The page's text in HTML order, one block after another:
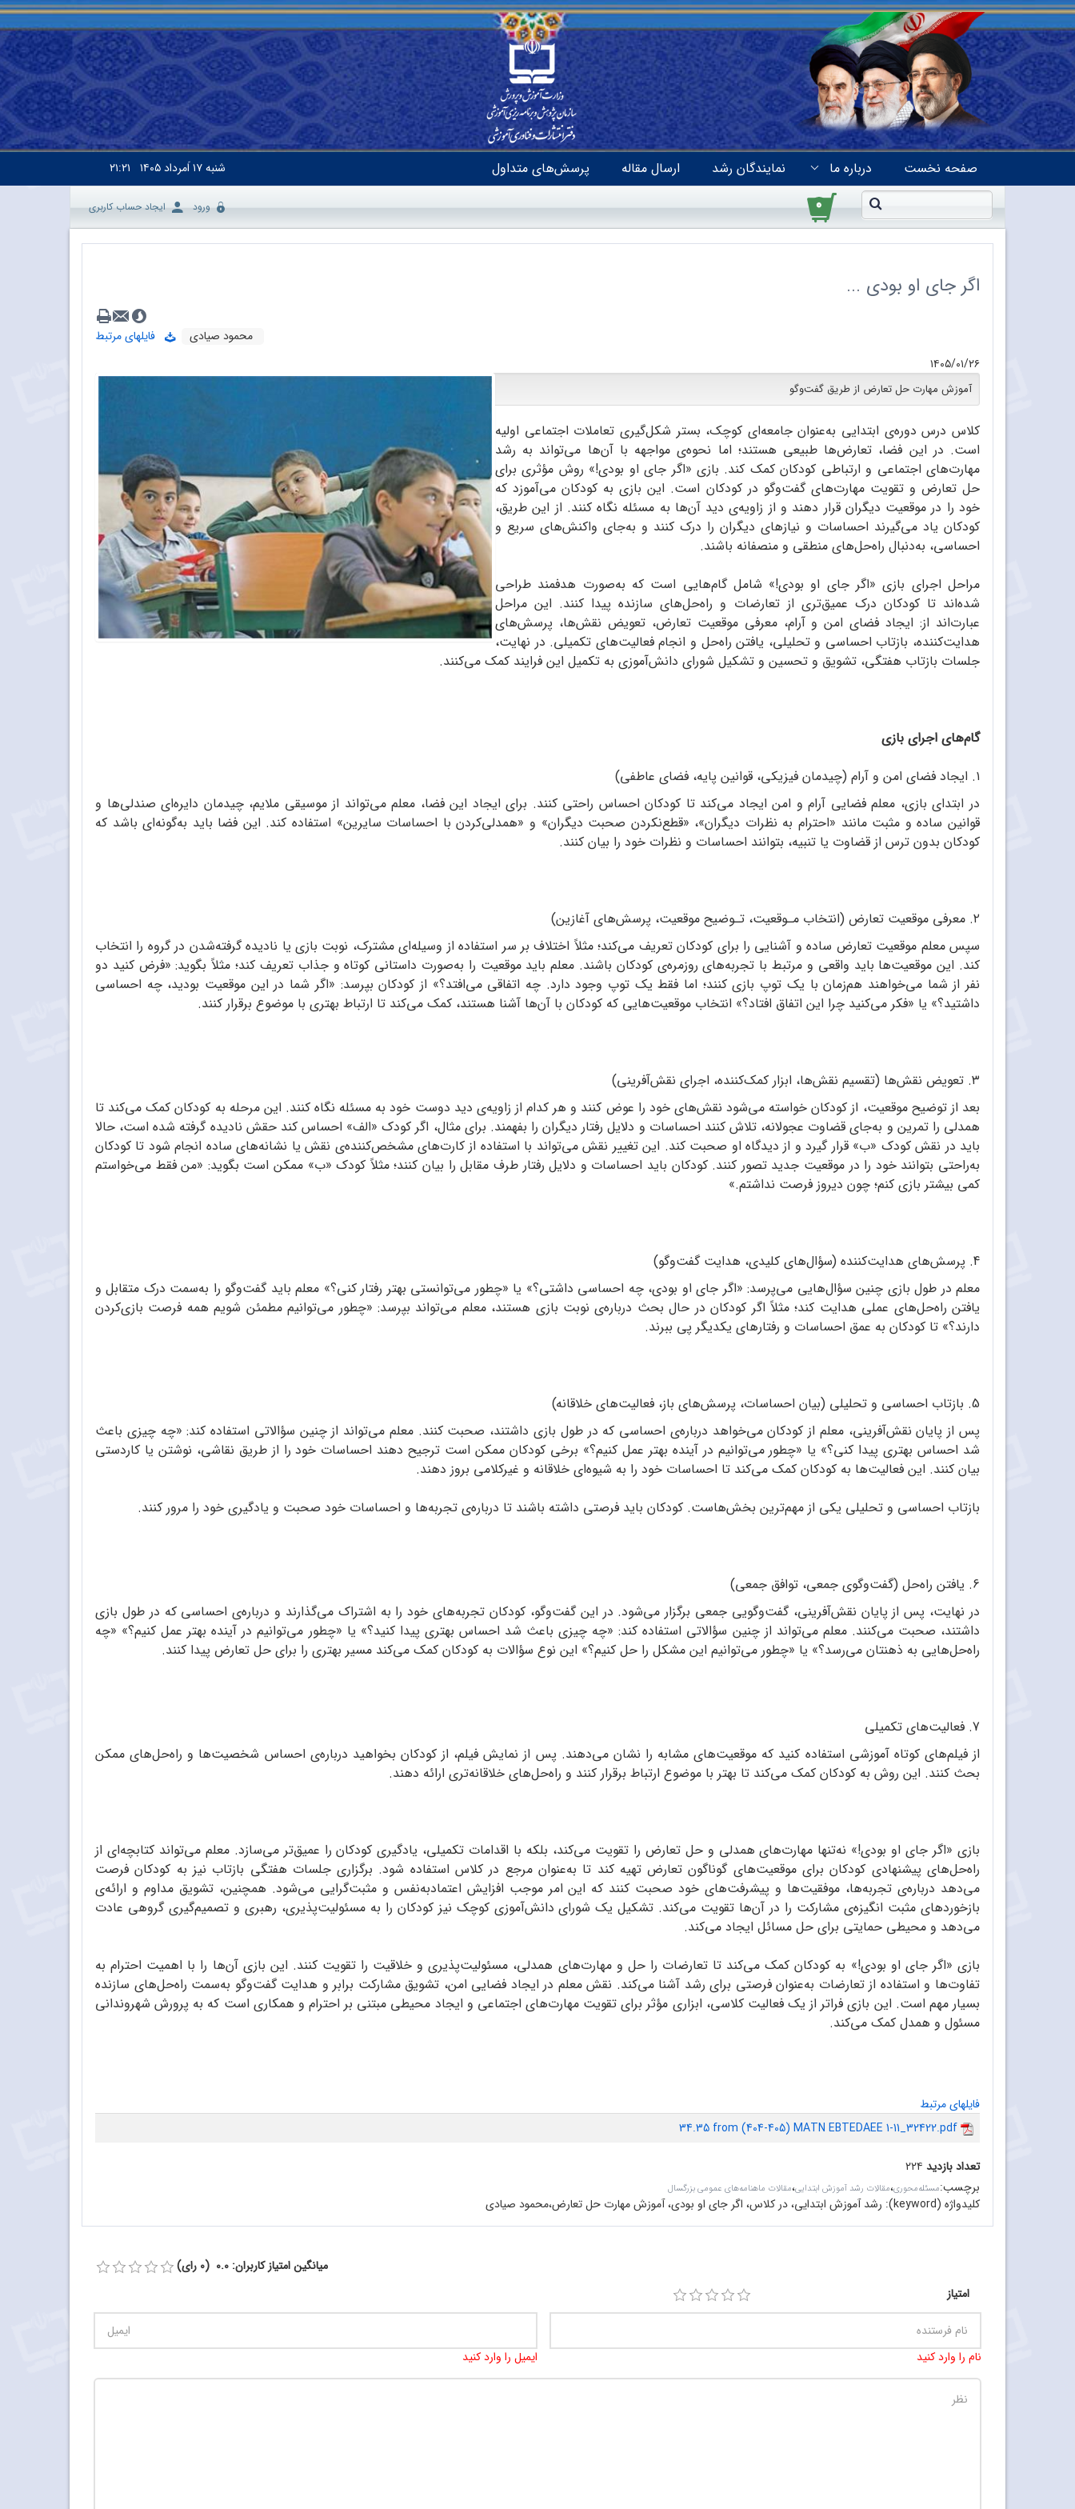
صفحه نخست درباره ما نمایندگان رشد ارسال مقاله پرسش‌های متداول شنبه۱۷ اَمرداد ۱۴۰۵ ۲۱:۲۱
۰ ورود ایجاد حساب کاربری
اگر جای او بودی ...
محمود صیادی
فایلهای مرتبط
۱۴۰۵/۰۱/۲۶
آموزش مهارت حل تعارض از طریق گفت‌وگو
کلاس درس دوره‌ی ابتدایی به‌عنوان جامعه‌ای کوچک، بستر شکل‌گیری تعاملات اجتماعی اولیه
است. در این فضا، تعارض‌ها طبیعی هستند؛ اما نحوه‌ی مواجهه با آن‌ها می‌تواند به رشد
مهارت‌های اجتماعی و ارتباطی کودکان کمک کند. بازی «اگر جای او بودی!» روش مؤثری برای
حل تعارض و تقویت مهارت‌های گفت‌وگو در کودکان است. این بازی به کودکان می‌آموزد که
خود را در موقعیت دیگران قرار دهند و از زاویه‌ی دید آن‌ها به مسئله نگاه کنند. از این طریق،
کودکان یاد می‌گیرند احساسات و نیازهای دیگران را درک کنند و به‌جای واکنش‌های سریع و
احساسی، به‌دنبال راه‌حل‌های منطقی و منصفانه باشند.
مراحل اجرای بازی «اگر جای او بودی!» شامل گام‌هایی است که به‌صورت هدفمند طراحی
شده‌اند تا کودکان درک عمیق‌تری از تعارضات و راه‌حل‌های سازنده پیدا کنند. این مراحل
عبارت‌اند از: ایجاد فضای امن و آرام، معرفی موقعیت تعارض، تعویض نقش‌ها، پرسش‌های
هدایت‌کننده، بازتاب احساسی و تحلیلی، یافتن راه‌حل و انجام فعالیت‌های تکمیلی. در نهایت،
جلسات بازتاب هفتگی، تشویق و تحسین و تشکیل شورای دانش‌آموزی به تکمیل این فرایند کمک می‌کنند.
گام‌های اجرای بازی
۱. ایجاد فضای امن و آرام (چیدمان فیزیکی، قوانین پایه، فضای عاطفی)
در ابتدای بازی، معلم فضایی آرام و امن ایجاد می‌کند تا کودکان احساس راحتی کنند. برای ایجاد این فضا، معلم می‌تواند از موسیقی ملایم، چیدمان دایره‌ای صندلی‌ها و
قوانین ساده و مثبت مانند «احترام به نظرات دیگران»، «قطع‌نکردن صحبت دیگران» و «همدلی‌کردن با احساسات سایرین» استفاده کند. این فضا باید به‌گونه‌ای باشد که
کودکان بدون ترس از قضاوت یا تنبیه، بتوانند احساسات و نظرات خود را بیان کنند.
۲. معرفی موقعیت تعارض (انتخاب مـوقعیت، تـوضیح موقعیت، پرسش‌های آغازین)
سپس معلم موقعیت تعارض ساده و آشنایی را برای کودکان تعریف می‌کند؛ مثلاً اختلاف بر سر استفاده از وسیله‌ای مشترک، نوبت بازی یا نادیده گرفته‌شدن در گروه را انتخاب
کند. این موقعیت‌ها باید واقعی و مرتبط با تجربه‌های روزمره‌ی کودکان باشند. معلم باید موقعیت را به‌صورت داستانی کوتاه و جذاب تعریف کند؛ مثلاً بگوید: «فرض کنید دو
نفر از شما می‌خواهند هم‌زمان با یک توپ بازی کنند؛ اما فقط یک توپ وجود دارد. چه اتفاقی می‌افتد؟» از کودکان بپرسد: «اگر شما در این موقعیت بودید، چه احساسی
داشتید؟» یا «فکر می‌کنید چرا این اتفاق افتاد؟» انتخاب موقعیت‌هایی که کودکان با آن‌ها آشنا هستند، کمک می‌کند تا ارتباط بهتری با موضوع برقرار کنند.
۳. تعویض نقش‌ها (تقسیم نقش‌ها، ابزار کمک‌کننده، اجرای نقش‌آفرینی)
بعد از توضیح موقعیت، از کودکان خواسته می‌شود نقش‌های خود را عوض کنند و هر کدام از زاویه‌ی دید دوست خود به مسئله نگاه کنند. این مرحله به کودکان کمک می‌کند تا
همدلی را تمرین و به‌جای قضاوت عجولانه، تلاش کنند احساسات و دلایل رفتار دیگران را بفهمند. برای مثال، اگر کودک «الف» احساس کند حقش نادیده گرفته شده است، حالا
باید در نقش کودک «ب» قرار گیرد و از دیدگاه او صحبت کند. این تغییر نقش می‌تواند با استفاده از کارت‌های مشخص‌کننده‌‌ی نقش یا نشانه‌های ساده انجام شود تا کودکان
به‌راحتی بتوانند خود را در موقعیت جدید تصور کنند. کودکان باید احساسات و دلایل رفتار طرف مقابل را بیان کنند؛ مثلاً کودک «ب» ممکن است بگوید: «من فقط می‌خواستم
کمی بیشتر بازی کنم؛ چون دیروز فرصت نداشتم.»
4. پرسش‌های هدایت‌کننده (سؤال‌های کلیدی، هدایت گفت‌وگو)
معلم در طول بازی چنین سؤال‌هایی می‌پرسد: «اگر جای او بودی، چه احساسی داشتی؟» یا «چطور می‌توانستی بهتر رفتار کنی؟» معلم باید گفت‌وگو را به‌سمت درک متقابل و
یافتن راه‌حل‌های عملی هدایت کند؛ مثلاً اگر کودکان در حال بحث درباره‌ی نوبت بازی هستند، معلم می‌تواند بپرسد: «چطور می‌توانیم مطمئن شویم همه فرصت بازی‌کردن
دارند؟» تا کودکان به عمق احساسات و رفتارهای یکدیگر پی ببرند.
5. بازتاب احساسی و تحلیلی (بیان احساسات، پرسش‌های باز، فعالیت‌های خلاقانه)
پس از پایان نقش‌آفرینی، معلم از کودکان می‌خواهد درباره‌ی احساسی که در طول بازی داشتند، صحبت کنند. معلم می‌تواند از چنین سؤالاتی استفاده کند: «چه چیزی باعث
شد احساس بهتری پیدا کنی؟» یا «چطور می‌توانیم در آینده بهتر عمل کنیم؟» برخی کودکان ممکن است ترجیح دهند احساسات خود را از طریق نقاشی، نوشتن یا کاردستی
بیان کنند. این فعالیت‌ها به کودکان کمک می‌کند تا احساسات خود را به شیوه‌ای خلاقانه و غیرکلامی بروز دهند.
بازتاب احساسی و تحلیلی یکی از مهم‌ترین بخش‌هاست. کودکان باید فرصتی داشته باشند تا درباره‌ی تجربه‌ها و احساسات خود صحبت و یادگیری خود را مرور کنند.
6. یافتن راه‌حل (گفت‌وگوی جمعی، توافق جمعی)
در نهایت، پس از پایان نقش‌آفرینی، گفت‌وگویی جمعی برگزار می‌شود. در این گفت‌وگو، کودکان تجربه‌های خود را به اشتراک می‌گذارند و درباره‌ی احساسی که در طول بازی
داشتند، صحبت می‌کنند. معلم می‌تواند از چنین سؤالاتی استفاده کند: «چه چیزی باعث شد احساس بهتری پیدا کنید؟» یا «چطور می‌توانیم در آینده بهتر عمل کنیم؟» «چه
راه‌حل‌هایی به ذهنتان می‌رسد؟» یا «چطور می‌توانیم این مشکل را حل کنیم؟» این نوع سؤالات به کودکان کمک می‌کند مسیر بهتری را برای حل تعارض پیدا کنند.
7. فعالیت‌های تکمیلی
از فیلم‌های کوتاه آموزشی استفاده کنید که موقعیت‌های مشابه را نشان می‌دهند. پس از نمایش فیلم، از کودکان بخواهید درباره‌ی احساس شخصیت‌ها و راه‌حل‌های ممکن
بحث کنند. این روش به کودکان کمک می‌کند تا بهتر با موضوع ارتباط برقرار کنند و راه‌حل‌های خلاقانه‌تری ارائه دهند.
بازی «اگر جای او بودی!» نه‌تنها مهارت‌های همدلی و حل تعارض را تقویت می‌کند، بلکه با اقدامات تکمیلی، یادگیری کودکان را عمیق‌تر می‌سازد. معلم می‌تواند کتابچه‌ای از
راه‌حل‌های پیشنهادی کودکان برای موقعیت‌های گوناگون تعارض تهیه کند تا به‌عنوان مرجع در کلاس استفاده شود. برگزاری جلسات هفتگی بازتاب نیز به کودکان فرصت
می‌دهد درباره‌ی تجربه‌ها، موفقیت‌ها و پیشرفت‌های خود صحبت کنند که این امر موجب افزایش اعتماد‌به‌نفس و مثبت‌گرایی می‌شود. همچنین، تشویق مداوم و ارائه‌ی
بازخوردهای مثبت انگیزه‌ی مشارکت را در آن‌ها تقویت می‌کند. تشکیل یک شورای دانش‌آموزی کوچک نیز کودکان را به مسئولیت‌پذیری، رهبری و تصمیم‌گیری گروهی عادت
می‌دهد و محیطی حمایتی برای حل مسائل ایجاد می‌کند.
بازی «اگر جای او بودی!» به کودکان کمک می‌کند تا تعارضات را حل و مهارت‌های همدلی، مسئولیت‌پذیری و خلاقیت را تقویت کنند. این بازی آن‌ها را با اهمیت احترام به
تفاوت‌ها و استفاده از تعارضات به‌عنوان فرصتی برای رشد آشنا می‌کند. نقش معلم در ایجاد فضایی امن، تشویق مشارکت برابر و هدایت گفت‌وگو به‌سمت راه‌حل‌های سازنده
بسیار مهم است. این بازی فراتر از یک فعالیت کلاسی، ابزاری مؤثر برای تقویت مهارت‌های اجتماعی و ایجاد محیطی مبتنی بر احترام و همکاری است که به پرورش شهروندانی
مسئول و همدل کمک می‌کند.
فایلهای مرتبط
34.35 from (404-405) MATN EBTEDAEE 1-11_32422.pdf
تعداد بازدید ۲۲۴
برچسب:مسئله‌محوری،مقالات رشد آموزش ابتدایی،مقالات ماهنامه‌های عمومی بزرگسال
کلیدواژه (keyword): رشد آموزش ابتدایی، در کلاس، اگر جای او بودی، آموزش مهارت حل تعارض،محمود صیادی
میانگین امتیاز کاربران: 0.0 (0 رای)
امتیاز
نام را وارد کنید ایمیل را وارد کنید